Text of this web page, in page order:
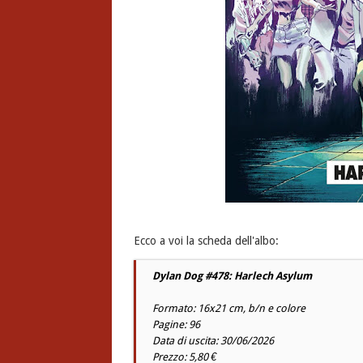
Ecco a voi la scheda dell'albo:
Dylan Dog #478: Harlech Asylum
Formato: 16x21 cm, b/n e colore
Pagine: 96
Data di uscita: 30/06/2026
Prezzo: 5,80 €